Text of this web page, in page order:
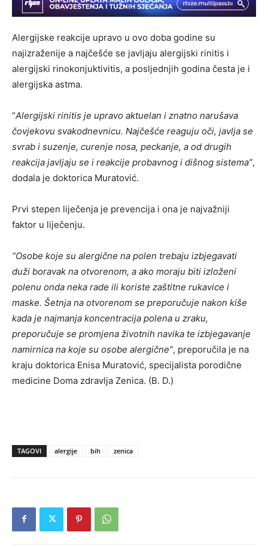
Alergijske reakcije upravo u ovo doba godine su
najizraženije a najčešće se javljaju alergijski rinitis i
alergijski rinokonjuktivitis, a posljednjih godina česta je i
alergijska astma.
“Alergijski rinitis je upravo aktuelan i znatno narušava
čovjekovu svakodnevnicu. Najčešće reaguju oči, javlja se
svrab i suzenje, curenje nosa, peckanje, a od drugih
reakcija javljaju se i reakcije probavnog i dišnog sistema”,
dodala je doktorica Muratović.
Prvi stepen liječenja je prevencija i ona je najvažniji
faktor u liječenju.
“Osobe koje su alergične na polen trebaju izbjegavati
duži boravak na otvorenom, a ako moraju biti izloženi
polenu onda neka rade ili koriste zaštitne rukavice i
maske. Šetnja na otvorenom se preporučuje nakon kiše
kada je najmanja koncentracija polena u zraku,
preporučuje se promjena životnih navika te izbjegavanje
namirnica na koje su osobe alergične”, preporučila je na
kraju doktorica Enisa Muratović, specijalista porodične
medicine Doma zdravlja Zenica. (B. D.)
TAGOVI alergije bih zenica